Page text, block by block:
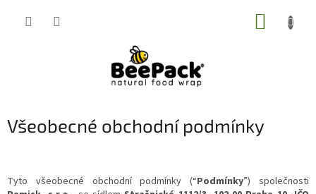
Všeobecné obchodní podmínky
Tyto všeobecné obchodní podmínky (“Podmínky”) společnosti